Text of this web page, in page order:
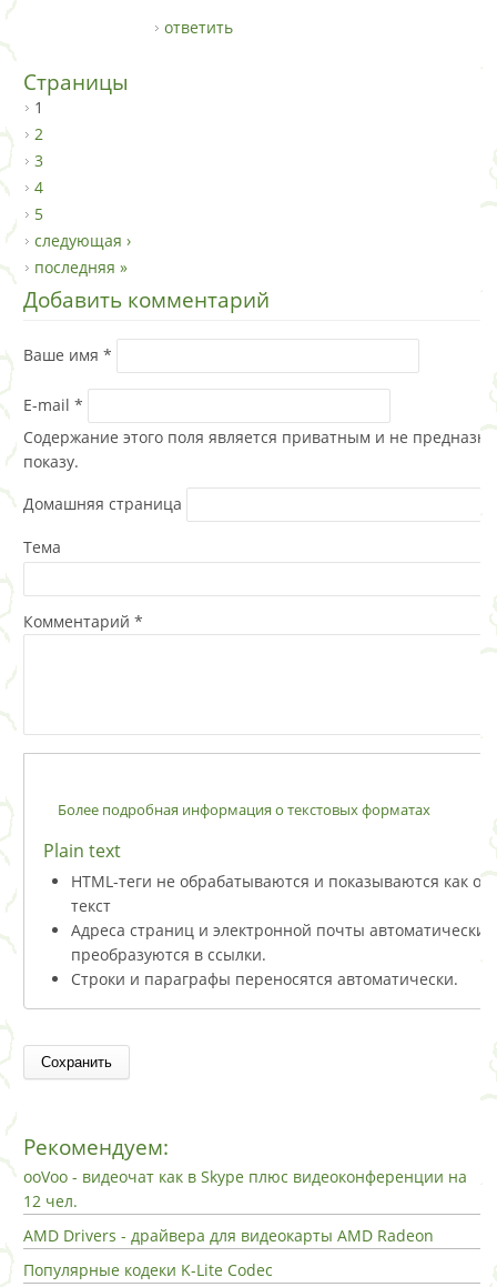
ответить
Страницы
1
2
3
4
5
следующая ›
последняя »
Добавить комментарий
Ваше имя *
E-mail *
Содержание этого поля является приватным и не
показу.
Домашняя страница
Тема
Комментарий *
Более подробная информация о текстовых форматах
Plain text
HTML-теги не обрабатываются и показываются как
текст
Адреса страниц и электронной почты автоматически
преобразуются в ссылки.
Строки и параграфы переносятся автоматически.
Рекомендуем:
ooVoo - видеочат как в Skype плюс видеоконференции на
12 чел.
AMD Drivers - драйвера для видеокарты AMD Radeon
Популярные кодеки K-Lite Codec